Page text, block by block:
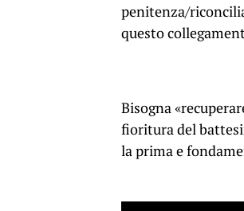
penitenza/
questo
Bisogna
fioritura del
la prima e